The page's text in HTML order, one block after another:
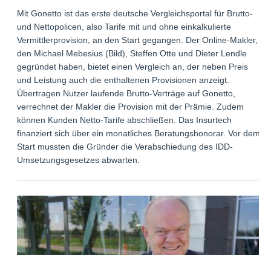
Mit Gonetto ist das erste deutsche Vergleichsportal für Brutto-
und Nettopolicen, also Tarife mit und ohne einkalkulierte
Vermittlerprovision, an den Start gegangen. Der Online-Makler,
den Michael Mebesius (Bild), Steffen Otte und Dieter Lendle
gegründet haben, bietet einen Vergleich an, der neben Preis
und Leistung auch die enthaltenen Provisionen anzeigt.
Übertragen Nutzer laufende Brutto-Verträge auf Gonetto,
verrechnet der Makler die Provision mit der Prämie. Zudem
können Kunden Netto-Tarife abschließen. Das Insurtech
finanziert sich über ein monatliches Beratungshonorar. Vor dem
Start mussten die Gründer die Verabschiedung des IDD-
Umsetzungsgesetzes abwarten.